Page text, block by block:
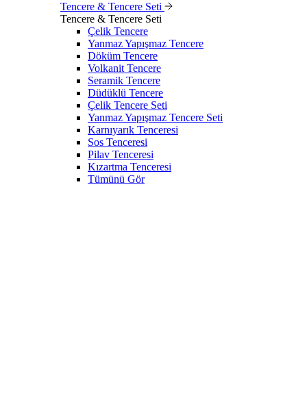
Tencere & Tencere Seti
Tencere & Tencere Seti
Çelik Tencere
Yanmaz Yapışmaz Tencere
Döküm Tencere
Volkanit Tencere
Seramik Tencere
Düdüklü Tencere
Çelik Tencere Seti
Yanmaz Yapışmaz Tencere Seti
Karnıyarık Tenceresi
Sos Tenceresi
Pilav Tenceresi
Kızartma Tenceresi
Tümünü Gör